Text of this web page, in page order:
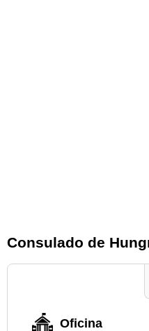
Consulado de
Oficina